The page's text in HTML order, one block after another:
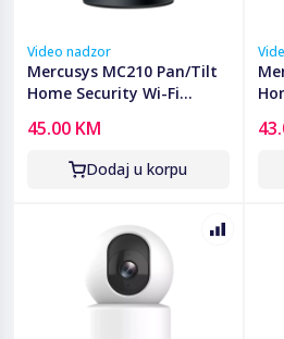
Video nadzor
Mercusys MC210 Pan/Tilt
Home Security Wi-Fi
2.4 GHz, Horizontal 360,
Pan/Tilt, Smart Detection
and Notifications
45.00 KM
Dodaj u korpu